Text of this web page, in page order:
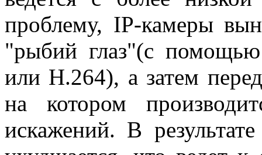
проблему, IP-камеры
"рыбий глаз"(с
или H.264), а затем
на котором
искажений. В